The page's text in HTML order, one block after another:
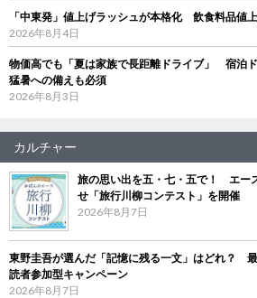
「中東発」値上げラッシュが本格化 飲食料品値
2026年8月4日
物価高でも「夏は家族で長距離ドライブ」 宿泊
猛暑への備えも必須
2026年8月3日
カルチャー
旅の思い出を五・七・五で！ エー
せ「旅行川柳コンテスト」を開催
2026年8月7日
東野圭吾が選んだ「記憶に残る一文」はどれ？
読者参加型キャンペーン
2026年8月7日